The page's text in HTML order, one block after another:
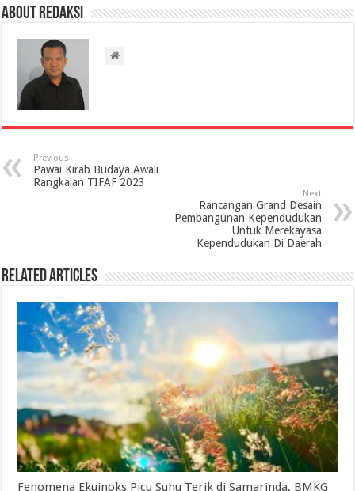
About Redaksi
Previous
Pawai Kirab Budaya Awali
Rangkaian TIFAF 2023
Next
Rancangan Grand Desain
Pembangunan Kependudukan
Untuk Merekayasa
Kependudukan Di Daerah
Related Articles
Fenomena Ekuinoks Picu Suhu Terik di Samarinda, BMKG